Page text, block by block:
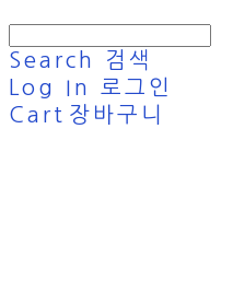
Search
검색
Log In
로그인
Cart 장바구니